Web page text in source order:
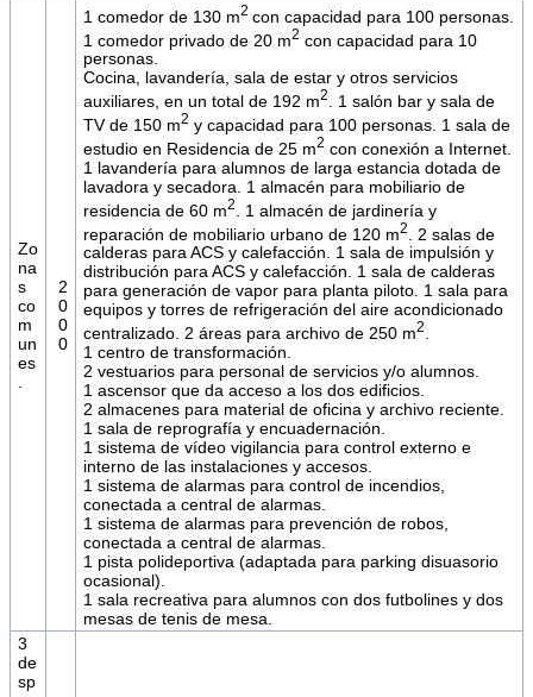
Zo
na
s
co
m
un
es
2
0
0
0
1 comedor de 130 m2 con capacidad para 100 personas.
1 comedor privado de 20 m2 con capacidad para 10
personas.
Cocina, lavandería, sala de estar y otros servicios
auxiliares, en un total de 192 m2
. 1 salón bar y sala de
TV de 150 m2 y capacidad para 100 personas. 1 sala de
estudio en Residencia de 25 m2 con conexión a Internet.
1 lavandería para alumnos de larga estancia dotada de
lavadora y secadora. 1 almacén para mobiliario de
residencia de 60 m2
. 1 almacén de jardinería y
reparación de mobiliario urbano de 120 m2
. 2 salas de
calderas para ACS y calefacción. 1 sala de impulsión y
distribución para ACS y calefacción. 1 sala de calderas
para generación de vapor para planta piloto. 1 sala para
equipos y torres de refrigeración del aire acondicionado
centralizado. 2 áreas para archivo de 250 m2
1 centro de transformación.
2 vestuarios para personal de servicios y/o alumnos.
1 ascensor que da acceso a los dos edificios.
2 almacenes para material de oficina y archivo reciente.
1 sala de reprografía y encuadernación.
1 sistema de vídeo vigilancia para control externo e
interno de las instalaciones y accesos.
1 sistema de alarmas para control de incendios,
conectada a central de alarmas.
1 sistema de alarmas para prevención de robos,
conectada a central de alarmas.
1 pista polideportiva (adaptada para parking disuasorio
ocasional).
1 sala recreativa para alumnos con dos futbolines y dos
mesas de tenis de mesa.
3
de
sp